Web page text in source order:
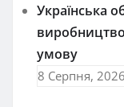
Українська
умову
8 Серпня, 2026